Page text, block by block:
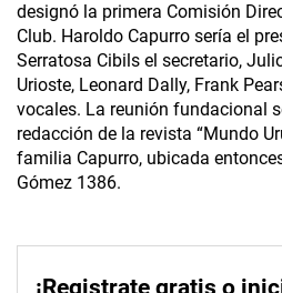
designó la primera Comisión
Club. Haroldo Capurro sería el
Serratosa Cibils el secretario,
Urioste, Leonard Dally, Frank
vocales. La reunión fundacional
redacción de la revista “Mundo
familia Capurro, ubicada
Gómez 1386.
¡Registrate gratis o